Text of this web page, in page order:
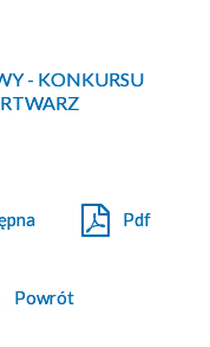
- KONKURSU
Pdf
Powrót